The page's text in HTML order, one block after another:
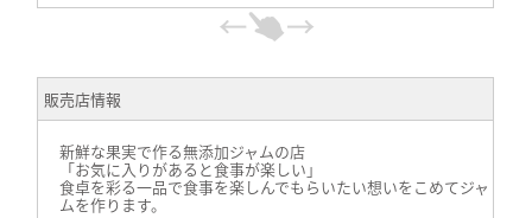
販売店情報
新鮮な果実で作る無添加ジャムの店
「お気に入りがあると食事が楽しい」
食卓を彩る一品で食事を楽しんでもらいたい想いをこめてジャ
ムを作ります。